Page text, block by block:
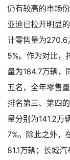
仍有较高的市场
亚迪已拉开明显
计零售量为270.6
5%。作为对比，
量为184.7万辆，
五名，全年零售
排名第三、第四
量分别为141.2万
7%。除此之外，
81.1万辆；长城